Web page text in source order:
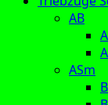
AB
ASm